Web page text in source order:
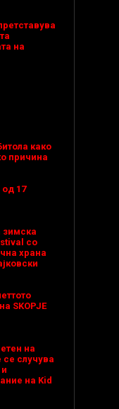
на
како
причина
17
со
храна
SKOPJE
на
се случува
на Kid